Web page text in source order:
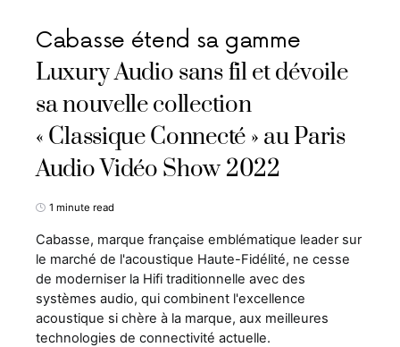
Cabasse étend sa gamme
Luxury Audio sans fil et dévoile
sa nouvelle collection
« Classique Connecté » au Paris
Audio Vidéo Show 2022
1 minute read
Cabasse, marque française emblématique leader sur
le marché de l'acoustique Haute-Fidélité, ne cesse
de moderniser la Hifi traditionnelle avec des
systèmes audio, qui combinent l'excellence
acoustique si chère à la marque, aux meilleures
technologies de connectivité actuelle.